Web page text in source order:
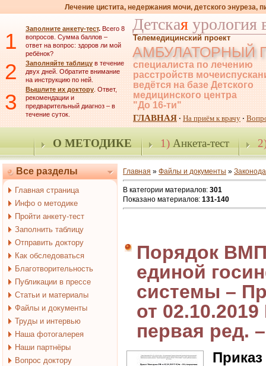
Лечение цистита, недержания мочи, детского энуреза,
1 Заполните анкету-тест. Всего 8
вопросов. Сумма баллов –
ответ на вопрос: здоров ли мой
ребёнок?
2 Заполняйте таблицу в течение
двух дней. Обратите внимание
на инструкцию по ней.
3 Вышлите их доктору. Ответ,
рекомендации и
предварительный диагноз – в
течение суток.
Детская урология
Телемедицинский проект
АМБУЛАТОРНЫЙ
специалиста по лечению
расстройств
ведётся на базе Детского
медицинского центра
"До 16-ти"
ГЛАВНАЯ · На приём к врачу ·
О МЕТОДИКЕ 1)Анкета-тест
Все разделы
Главная страница
Инфо о методике
Пройти анкету-тест
Заполнить таблицу
Отправить доктору
Как обследоваться
Благотворительность
Публикации в прессе
Статьи и материалы
Файлы и документы
Труды и интервью
Наша фотогалерея
Наши партнёры
Вопрос доктору
Главная » Файлы и документы »
В категории материалов: 301
Показано материалов: 131-140
Порядок
единой
системы –
от
первая ред.